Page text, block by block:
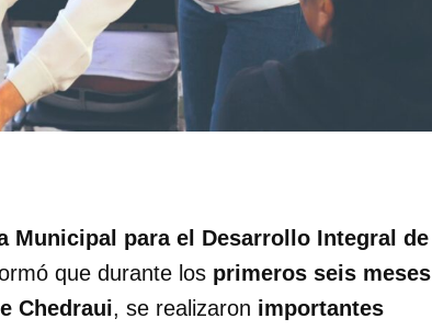
Municipal para el Desarrollo Integral de
que durante los primeros seis meses
Chedraui, se realizaron importantes